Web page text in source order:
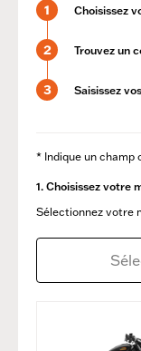
1 Choisissez
2 Trouvez un
3 Saisissez
* Indique un champ
1. Choisissez votre
Sélectionnez votre